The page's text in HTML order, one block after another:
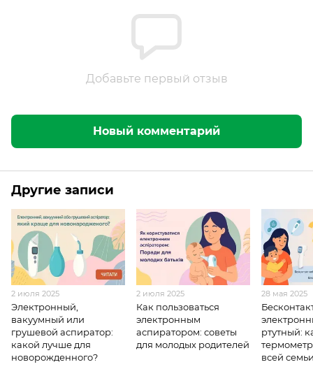
Добавьте первый отзыв
Новый комментарий
Другие записи
2 июля 2025
Электронный,
вакуумный или
грушевой аспиратор:
какой лучше для
новорожденного?
2 июля 2025
Как пользоваться
электронным
аспиратором: советы
для молодых родителей
28 мая 2025
ртутный:
всей